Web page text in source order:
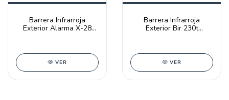
Barrera Infrarroja
Exterior Alarma X-28
VER
Barrera Infrarroja
Exterior Bir 230t
VER